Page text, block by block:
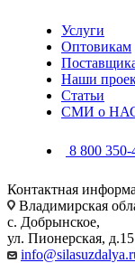
Услуги
Оптовикам
Наши
Статьи
СМИ о
8 800 350-
Контактная
Владимирская
с. Добрынское,
ул. Пионерская,